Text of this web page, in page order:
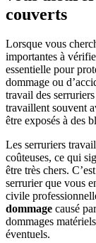
couverts
Lorsque vous
importantes à
essentielle pour
dommage ou
travail des
travaillent souvent
être exposés à des
Les serruriers
coûteuses, ce qui
être très chers.
serrurier que vous
civile
dommage causé
dommages
éventuels.